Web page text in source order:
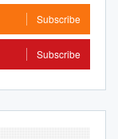
Subscribe
Subscribe